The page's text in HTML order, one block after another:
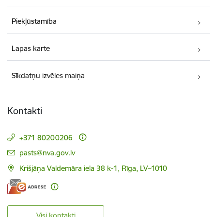
Piekļūstamība
Lapas karte
Sīkdatņu izvēles maiņa
Kontakti
+371 80200206
E-pasts:
pasts@nva.gov.lv
Krišjāņa Valdemāra iela 38 k-1, Rīga, LV–1010